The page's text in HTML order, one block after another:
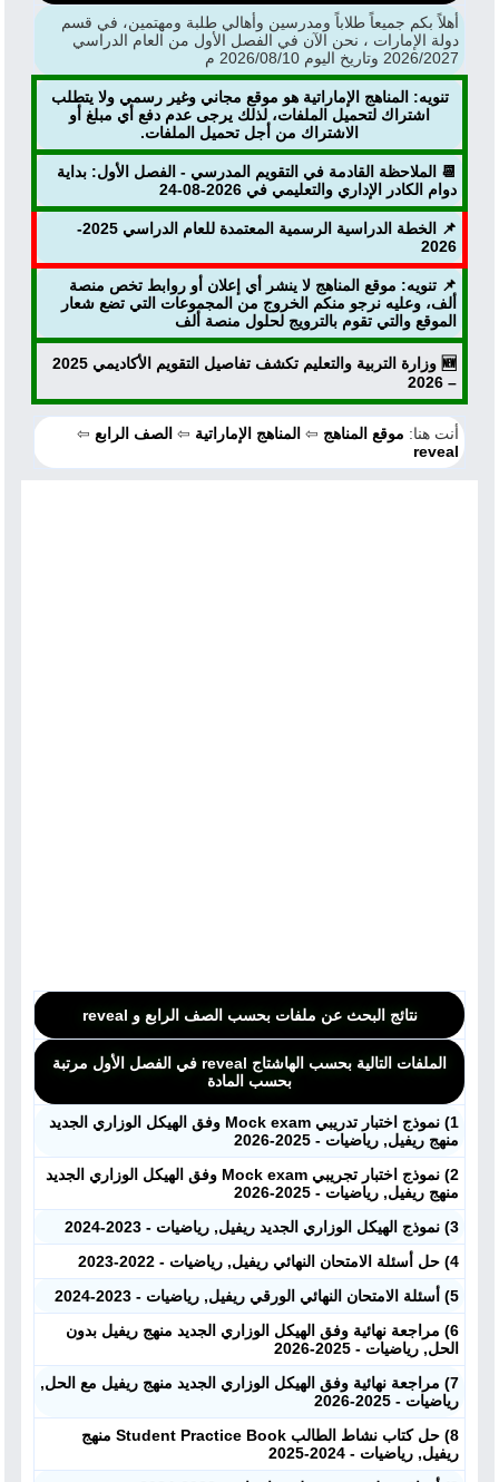
أهلاً بكم جميعاً طلاباً ومدرسين وأهالي طلبة ومهتمين، في قسم
دولة الإمارات ، نحن الآن في الفصل الأول من العام الدراسي
2026/2027 وتاريخ اليوم 2026/08/10 م
تنويه: المناهج الإماراتية هو موقع مجاني وغير رسمي ولا يتطلب
اشتراك لتحميل الملفات، لذلك يرجى عدم دفع أي مبلغ أو
الاشتراك من أجل تحميل الملفات.
📆 الملاحظة القادمة في التقويم المدرسي - الفصل الأول: بداية
دوام الكادر الإداري والتعليمي في 2026-08-24
📌 الخطة الدراسية الرسمية المعتمدة للعام الدراسي 2025-
2026
📌 تنويه: موقع المناهج لا ينشر أي إعلان أو روابط تخص منصة
ألف، وعليه نرجو منكم الخروج من المجموعات التي تضع شعار
الموقع والتي تقوم بالترويج لحلول منصة ألف
🆕 وزارة التربية والتعليم تكشف تفاصيل التقويم الأكاديمي 2025
– 2026
أنت هنا: موقع المناهج ⇦ المناهج الإماراتية ⇦ الصف الرابع ⇦
reveal
نتائج البحث عن ملفات بحسب الصف الرابع و reveal
الملفات التالية بحسب الهاشتاج reveal في الفصل الأول مرتبة
بحسب المادة
1) نموذج اختبار تدريبي Mock exam وفق الهيكل الوزاري الجديد
منهج ريفيل, رياضيات - 2025-2026
2) نموذج اختبار تجريبي Mock exam وفق الهيكل الوزاري الجديد
منهج ريفيل, رياضيات - 2025-2026
3) نموذج الهيكل الوزاري الجديد ريفيل, رياضيات - 2023-2024
4) حل أسئلة الامتحان النهائي ريفيل, رياضيات - 2022-2023
5) أسئلة الامتحان النهائي الورقي ريفيل, رياضيات - 2023-2024
6) مراجعة نهائية وفق الهيكل الوزاري الجديد منهج ريفيل بدون
الحل, رياضيات - 2025-2026
7) مراجعة نهائية وفق الهيكل الوزاري الجديد منهج ريفيل مع الحل,
رياضيات - 2025-2026
8) حل كتاب نشاط الطالب Student Practice Book منهج
ريفيل, رياضيات - 2024-2025